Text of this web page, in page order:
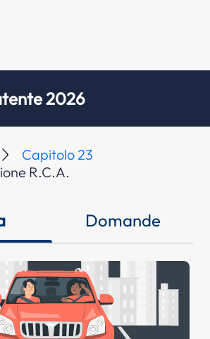
2026
Capitolo 23
R.C.A.
Domande